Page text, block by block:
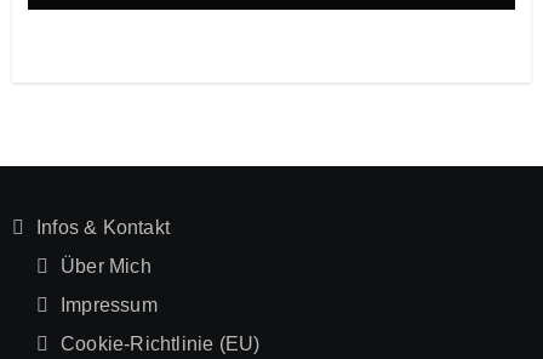
Infos & Kontakt
Über Mich
Impressum
Cookie-Richtlinie (EU)